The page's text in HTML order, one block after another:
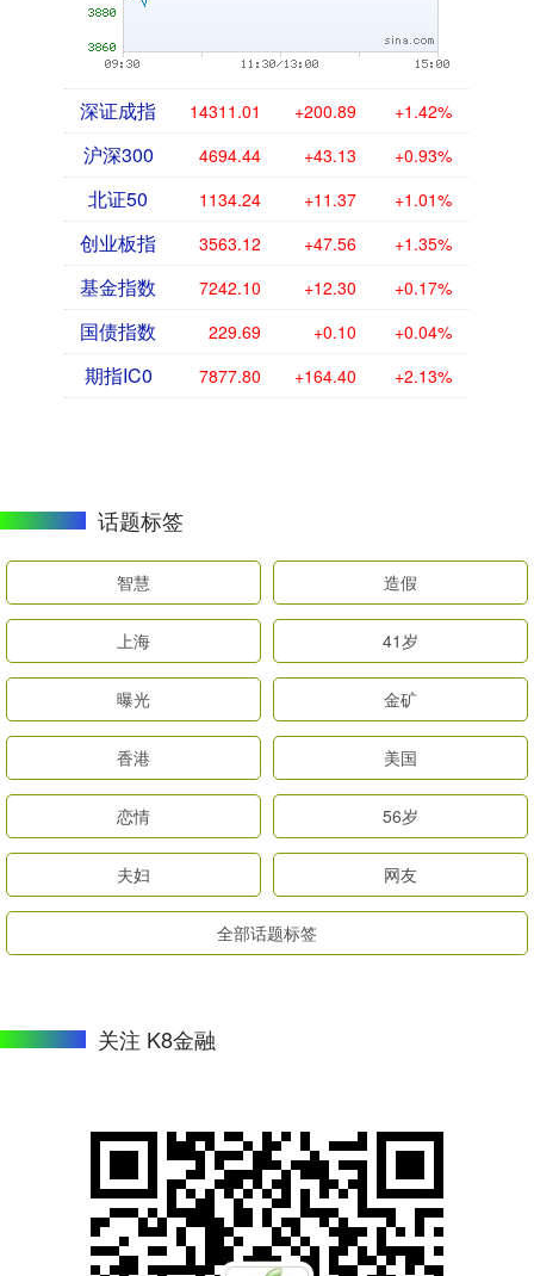
深证成指 14311.01 +200.89 +1.42%
沪深300 4694.44 +43.13 +0.93%
北证50 1134.24 +11.37 +1.01%
创业板指 3563.12 +47.56 +1.35%
基金指数 7242.10 +12.30 +0.17%
国债指数 229.69 +0.10 +0.04%
期指IC0 7877.80 +164.40 +2.13%
话题标签
智慧 造假
上海 41岁
曝光 金矿
香港 美国
恋情 56岁
夫妇 网友
全部话题标签
关注 K8金融